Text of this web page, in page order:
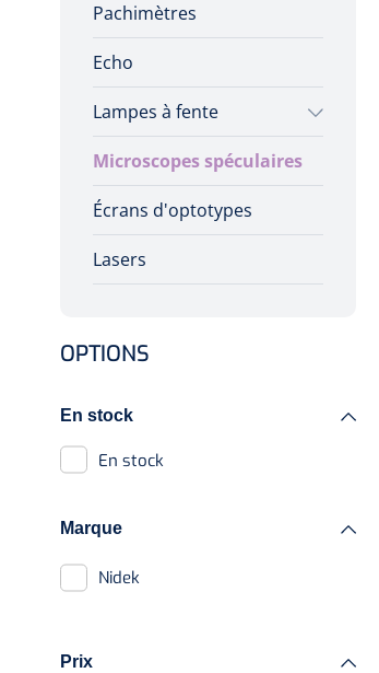
Pachimètres
Echo
Lampes à fente
Options
Lampe à fente
Microscopes spéculaires
Écrans d'optotypes
Lasers
OPTIONS
En stock
En stock
Marque
Nidek
Prix